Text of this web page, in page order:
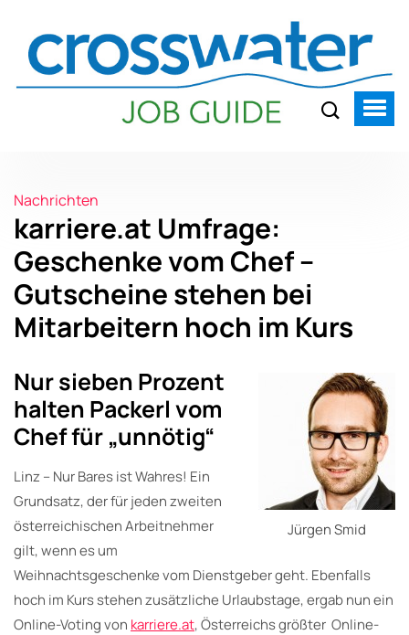
Nachrichten
karriere.at Umfrage:
Geschenke vom Chef –
Gutscheine stehen bei
Mitarbeitern hoch im Kurs
Jürgen Smid
Nur sieben Prozent
halten Packerl vom
Chef für „unnötig“
Linz – Nur Bares ist Wahres! Ein
Grundsatz, der für jeden zweiten
österreichischen Arbeitnehmer
gilt, wenn es um
Weihnachtsgeschenke vom Dienstgeber geht. Ebenfalls
hoch im Kurs stehen zusätzliche Urlaubstage, ergab nun ein
Online-Voting von karriere.at, Österreichs größter Online-